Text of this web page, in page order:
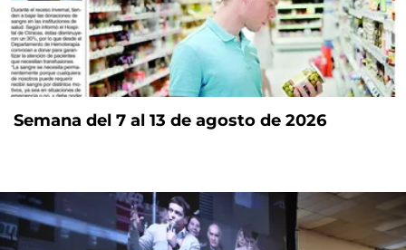
Semana del 7 al 13 de agosto de 2026